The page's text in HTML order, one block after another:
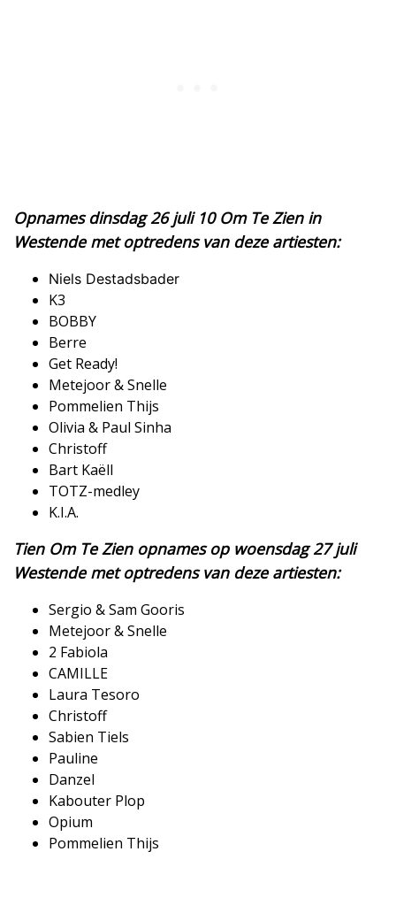
Opnames dinsdag 26 juli 10 Om Te Zien in
Westende met optredens van deze artiesten:
Niels Destadsbader
​K3
​BOBBY
​Berre
​Get Ready!
​Metejoor & Snelle
​Pommelien Thijs
​Olivia & Paul Sinha
​Christoff
​Bart Kaëll
​TOTZ-medley
​K.I.A.
Tien Om Te Zien opnames op woensdag 27 juli
Westende met optredens van deze artiesten:
Sergio & Sam Gooris
​Metejoor & Snelle
​2 Fabiola
​CAMILLE
​Laura Tesoro
​Christoff
​Sabien Tiels
​Pauline
​Danzel
​Kabouter Plop
​Opium
​Pommelien Thijs